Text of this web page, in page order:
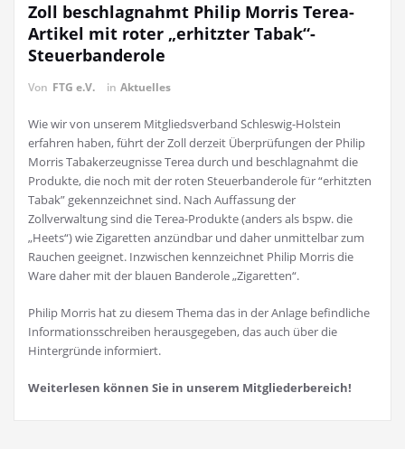
Zoll beschlagnahmt Philip Morris Terea-
Artikel mit roter „erhitzter Tabak“-
Steuerbanderole
Von FTG e.V. in Aktuelles
Wie wir von unserem Mitgliedsverband Schleswig-Holstein
erfahren haben, führt der Zoll derzeit Überprüfungen der Philip
Morris Tabakerzeugnisse Terea durch und beschlagnahmt die
Produkte, die noch mit der roten Steuerbanderole für “erhitzten
Tabak” gekennzeichnet sind. Nach Auffassung der
Zollverwaltung sind die Terea-Produkte (anders als bspw. die
„Heets“) wie Zigaretten anzündbar und daher unmittelbar zum
Rauchen geeignet. Inzwischen kennzeichnet Philip Morris die
Ware daher mit der blauen Banderole „Zigaretten“.
Philip Morris hat zu diesem Thema das in der Anlage befindliche
Informationsschreiben herausgegeben, das auch über die
Hintergründe informiert.
Weiterlesen können Sie in unserem Mitgliederbereich!